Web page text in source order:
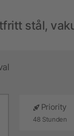
stål,
Priority
48 Stunden